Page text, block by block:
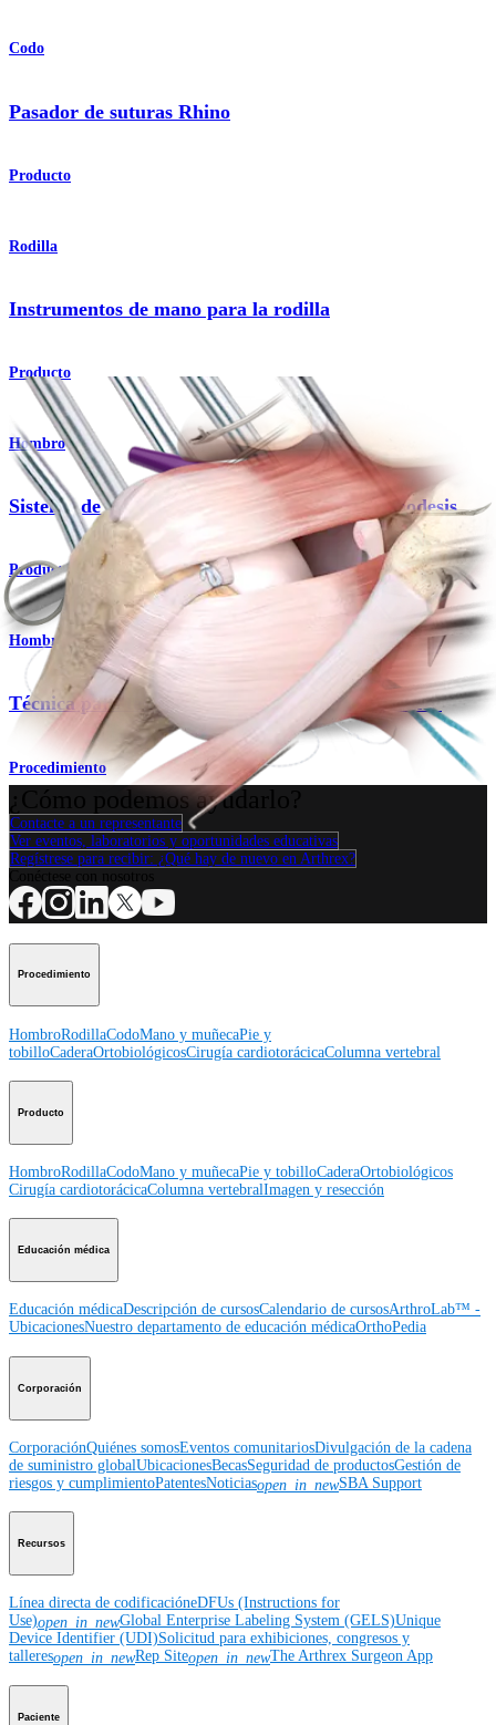
Codo
Pasador de suturas Rhino
Producto
Rodilla
Instrumentos de mano para la rodilla
Producto
Hombro
Sistema de implante Loop 'N' Tack™ para tenodesis
Producto
Hombro
Técnica para tenodesis del bíceps Loop ’N’ Tack™
Procedimiento
¿Cómo podemos ayudarlo?
Contacte a un representante
Ver eventos, laboratorios y oportunidades educativas
Regístrese para recibir: ¿Qué hay de nuevo en Arthrex?
Procedimiento
HombroRodillaCodoMano y muñecaPie y
tobilloCaderaOrtobiológicosCirugía cardiotorácicaColumna vertebral
Producto
HombroRodillaCodoMano y muñecaPie y tobilloCaderaOrtobiológicos
Cirugía cardiotorácicaColumna vertebralImagen y resección
Educación médica
Educación médicaDescripción de cursosCalendario de cursosArthroLab™ -
UbicacionesNuestro departamento de educación médicaOrthoPedia
Corporación
CorporaciónQuiénes somosEventos comunitariosDivulgación de la cadena
de suministro globalUbicacionesBecasSeguridad de productosGestión de
riesgos y cumplimientoPatentesNoticiasopen_in_newSBA Support
Recursos
Línea directa de codificacióneDFUs (Instructions for
Use)open_in_newGlobal Enterprise Labeling System (GELS)Unique
Device Identifier (UDI)Solicitud para exhibiciones, congresos y
talleresopen_in_newRep Siteopen_in_newThe Arthrex Surgeon App
Paciente